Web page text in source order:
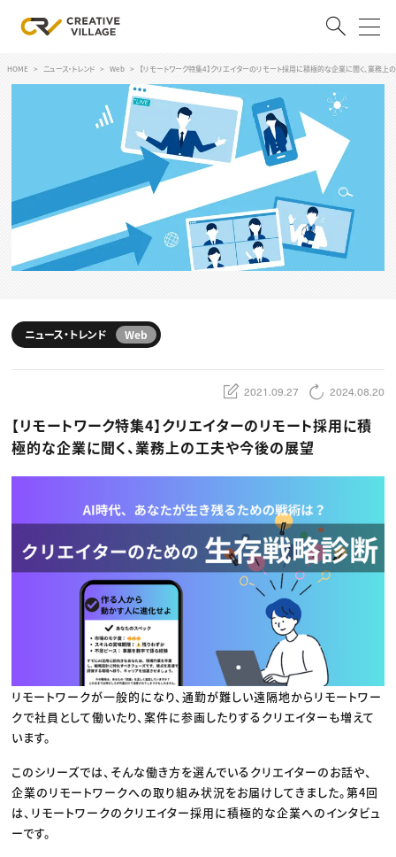
ログイン 会員登録
クリエイター求人を探す
CREATIVE JOB求人検索
特集求人
採用説明会
スキルアップしたい！
デザイン
編集・ライティング
マーケティング
ディレクション
業界解説・キャリア事情
お役立ち基礎知識
TOP Creator’s コラム
Webクリエイター
アプリクリエイター
ゲームクリエイター
映像クリエイター
マーケッター
C＆R Magazine
セミナー
映像
広告
出版
CREATIVE VILLAGEからのお知らせ
プロフェッショナル×つながる×メディア
HOME ニュース・トレンド Web 【リモートワーク特集4】クリエイターのリモート採用に積極的な企業に聞く、業務
ニュース・トレンド Web
2021.09.27 2024.08.20
【リモートワーク特集4】クリエイターのリモート採用に積
極的な企業に聞く、業務上の工夫や今後の展望
リモートワークが一般的になり、通勤が難しい遠隔地からリモートワー
クで社員として働いたり、案件に参画したりするクリエイターも増えて
います。
このシリーズでは、そんな働き方を選んでいるクリエイターのお話や、
企業のリモートワークへの取り組み状況をお届けしてきました。第4回
は、リモートワークのクリエイター採用に積極的な企業へのインタビュ
ーです。